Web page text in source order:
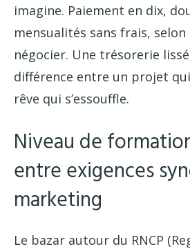
imagine. Paiement en dix,
mensualités sans frais, selon
négocier. Une trésorerie
différence entre un projet
rêve qui s’essouffle.
Niveau de
entre exigences
marketing
Le bazar autour du RNCP